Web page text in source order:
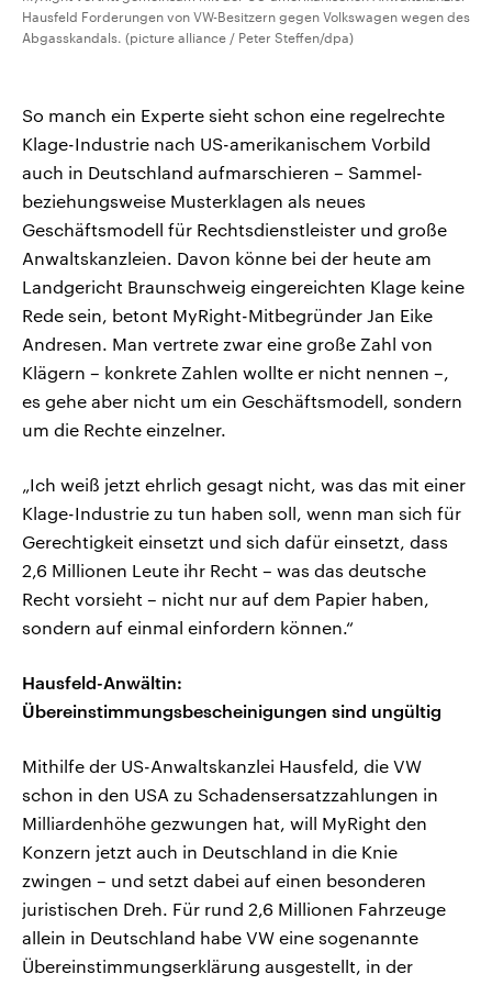
Hausfeld Forderungen von VW-Besitzern gegen Volkswagen wegen des
Abgasskandals. (picture alliance / Peter Steffen/dpa)
So manch ein Experte sieht schon eine regelrechte
Klage-Industrie nach US-amerikanischem Vorbild
auch in Deutschland aufmarschieren – Sammel-
beziehungsweise Musterklagen als neues
Geschäftsmodell für Rechtsdienstleister und große
Anwaltskanzleien. Davon könne bei der heute am
Landgericht Braunschweig eingereichten Klage keine
Rede sein, betont MyRight-Mitbegründer Jan Eike
Andresen. Man vertrete zwar eine große Zahl von
Klägern – konkrete Zahlen wollte er nicht nennen –,
es gehe aber nicht um ein Geschäftsmodell, sondern
um die Rechte einzelner.
„Ich weiß jetzt ehrlich gesagt nicht, was das mit einer
Klage-Industrie zu tun haben soll, wenn man sich für
Gerechtigkeit einsetzt und sich dafür einsetzt, dass
2,6 Millionen Leute ihr Recht – was das deutsche
Recht vorsieht – nicht nur auf dem Papier haben,
sondern auf einmal einfordern können.“
Hausfeld-Anwältin:
Übereinstimmungsbescheinigungen sind ungültig
Mithilfe der US-Anwaltskanzlei Hausfeld, die VW
schon in den USA zu Schadensersatzzahlungen in
Milliardenhöhe gezwungen hat, will MyRight den
Konzern jetzt auch in Deutschland in die Knie
zwingen – und setzt dabei auf einen besonderen
juristischen Dreh. Für rund 2,6 Millionen Fahrzeuge
allein in Deutschland habe VW eine sogenannte
Übereinstimmungserklärung ausgestellt, in der